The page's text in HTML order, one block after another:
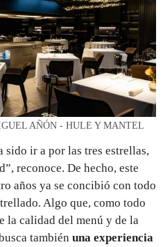
AÑÓN - HULE Y MANTEL
sido ir a por las tres estrellas,
reconoce. De hecho, este
años ya se concibió con todo
Algo que, como todo
la calidad del menú y de la
también una experiencia